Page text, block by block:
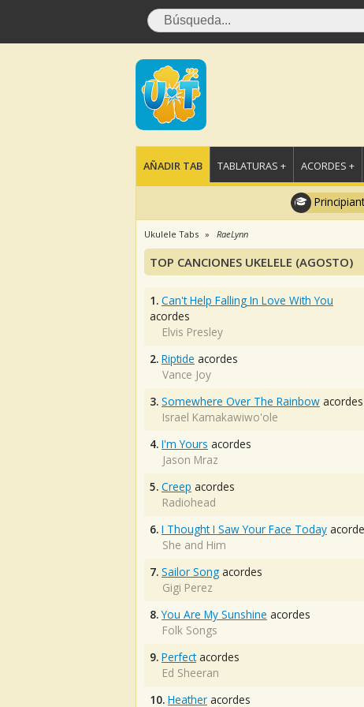
AÑADIR TAB TABLATURAS + ACORDES +
Ukulele Tabs RaeLynn
TOP CANCIONES UKELELE (AGOSTO)
1. Can't Help Falling In Love With You
acordes
Elvis Presley
2. Riptide acordes
Vance Joy
3. Somewhere Over The Rainbow acordes
Israel Kamakawiwo'ole
4. I'm Yours acordes
Jason Mraz
5. Creep acordes
Radiohead
6. I Thought I Saw Your Face Today
She and Him
7. Sailor Song acordes
Gigi Perez
8. You Are My Sunshine acordes
Folk Songs
9. Perfectacordes
Ed Sheeran
10. Heather acordes